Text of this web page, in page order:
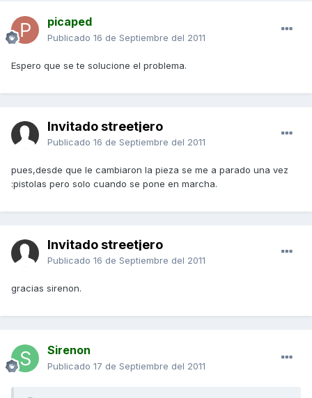
picaped
Publicado 16 de Septiembre del 2011
Espero que se te solucione el problema.
Invitado streetjero
Publicado 16 de Septiembre del 2011
pues,desde que le cambiaron la pieza se me a parado una vez
:pistolas pero solo cuando se pone en marcha.
Invitado streetjero
Publicado 16 de Septiembre del 2011
gracias sirenon.
Sirenon
Publicado 17 de Septiembre del 2011